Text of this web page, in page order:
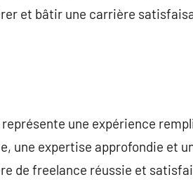
et bâtir une carrière
une expérience
une expertise approfondie et
de freelance réussie et